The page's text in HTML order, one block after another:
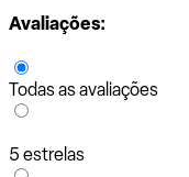
Avaliações:
Todas as avaliações
5 estrelas